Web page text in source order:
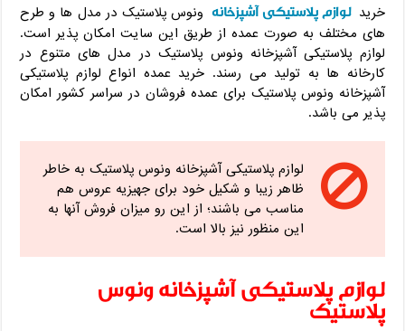
خرید لوازم پلاستیکی آشپزخانه ونوس پلاستیک در مدل ها و طرح
های مختلف به صورت عمده از طریق این سایت امکان پذیر است.
لوازم پلاستیکی آشپزخانه ونوس پلاستیک در مدل های متنوع در
کارخانه ها به تولید می رسند. خرید عمده انواع لوازم پلاستیکی
آشپزخانه ونوس پلاستیک برای عمده فروشان در سراسر کشور امکان
پذیر می باشد.
لوازم پلاستیکی آشپزخانه ونوس پلاستیک به خاطر
ظاهر زیبا و شکیل خود برای جهیزیه عروس هم
مناسب می باشند؛ از این رو میزان فروش آنها به
این منظور نیز بالا است.
لوازم پلاستیکی آشپزخانه ونوس
پلاستیک